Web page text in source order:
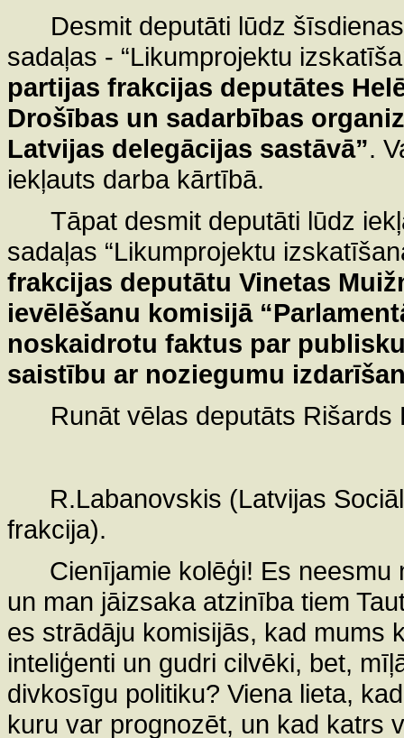
Desmit deputāti lūdz
sadaļas - “Likumprojektu
partijas frakcijas deputātes
Drošības un sadarbības
Latvijas delegācijas sastāvā”.
iekļauts darba kārtībā.
Tāpat desmit deputāti lūdz
sadaļas “Likumprojektu
frakcijas deputātu Vinetas
ievēlēšanu komisijā
noskaidrotu faktus par
saistību ar noziegumu
Runāt vēlas deputāts Rišards
R.Labanovskis (Latvijas
frakcija).
Cienījamie kolēģi! Es
un man jāizsaka atzinība tiem
es strādāju komisijās, kad mums
inteliģenti un gudri cilvēki, bet,
divkosīgu politiku? Viena lieta,
kuru var prognozēt, un kad katrs